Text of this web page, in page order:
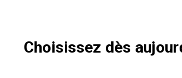
Choisissez dès